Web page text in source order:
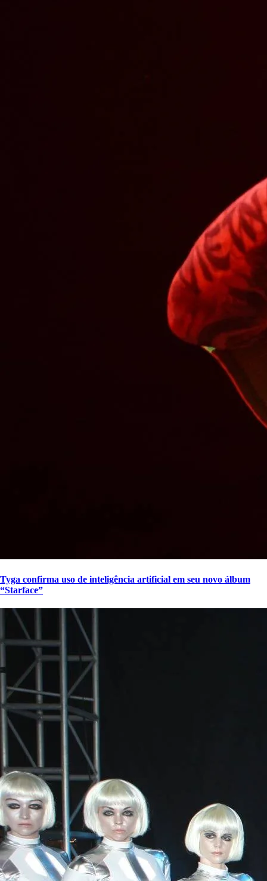
Tyga confirma uso de inteligência artificial em seu novo álbum
“Starface”